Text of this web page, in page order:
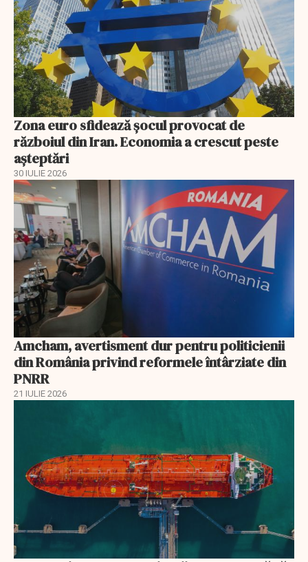
Zona euro sfidează șocul provocat de
războiul din Iran. Economia a crescut peste
așteptări
30 IULIE 2026
Amcham, avertisment dur pentru politicienii
din România privind reformele întârziate din
PNRR
21 IULIE 2026